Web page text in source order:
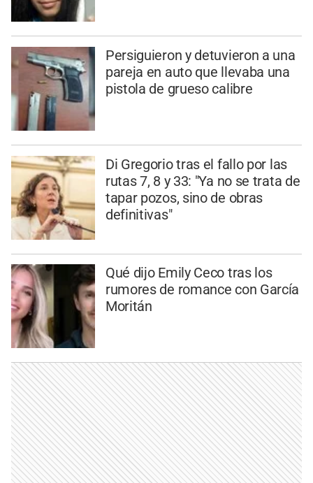
Persiguieron y detuvieron a una
pareja en auto que llevaba una
pistola de grueso calibre
Di Gregorio tras el fallo por las
rutas 7, 8 y 33: "Ya no se trata de
tapar pozos, sino de obras
definitivas"
Qué dijo Emily Ceco tras los
rumores de romance con García
Moritán